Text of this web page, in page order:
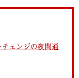
ェンジの夜間通